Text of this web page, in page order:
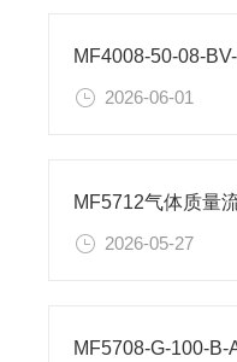
2026-06-01
2026-05-27